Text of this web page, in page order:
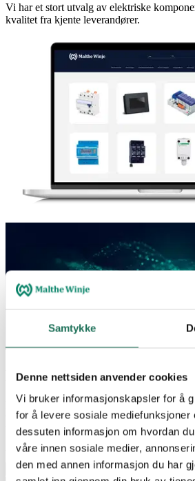
Samtykke
Denne nettsiden anvender cookies
Vi bruker informasjonskapsler for å
for å levere sosiale
dessuten informasjon om hvordan
våre innen sosiale medier,
den med annen informasjon du har
Vi har et stort utvalg av elektriske
kvalitet fra kjente leverandører.
Kontakt oss så hjelper vi
Enten det gjelder teknisk support,
vi for at du får riktig hjelp. Velg
behov.
Website